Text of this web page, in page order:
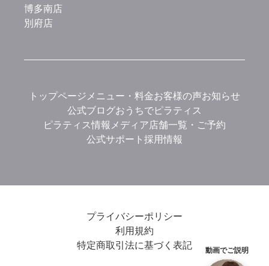
博多南店
別府店
トップページ メニュー・料金お客様の声お知らせ
公式ブログおうちでピラティス
ピラティス情報メディア店舗一覧・ご予約
公式サポート 採用情報
プライバシーポリシー
利用規約
特定商取引法に基づく表記
動画でご説明